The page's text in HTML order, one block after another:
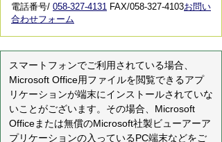
電話番号/ 058-327-4131 FAX/058-327-4103お問い
合わせフォーム
スマートフォンでご利用されている場合、
Microsoft Office用ファイルを閲覧できるアプ
リケーションが端末にインストールされていな
いことがございます。その場合、Microsoft
Officeまたは無償のMicrosoft社製ビューアーア
プリケーションの入っているPC端末などをご